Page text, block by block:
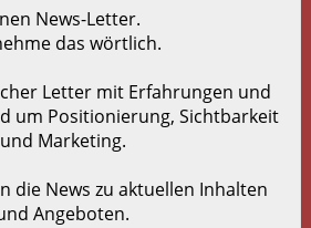
News-Letter.
das wörtlich.
Letter mit Erfahrungen und
um Positionierung, Sichtbarkeit
und Marketing.
die News zu aktuellen Inhalten
Angeboten.